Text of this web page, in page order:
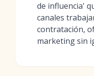
de influencia'
canales
contratación,
marketing sin